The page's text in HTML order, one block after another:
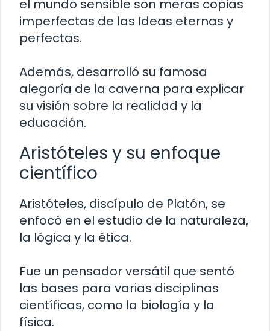
el mundo sensible son meras copias
imperfectas de las Ideas eternas y
perfectas.
Además, desarrolló su famosa
alegoría de la caverna para explicar
su visión sobre la realidad y la
educación.
Aristóteles y su enfoque
científico
Aristóteles, discípulo de Platón, se
enfocó en el estudio de la naturaleza,
la lógica y la ética.
Fue un pensador versátil que sentó
las bases para varias disciplinas
científicas, como la biología y la
física.